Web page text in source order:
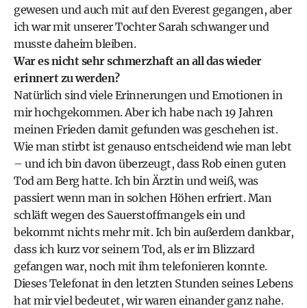
gewesen und auch mit auf den Everest gegangen, aber
ich war mit unserer Tochter Sarah schwanger und
musste daheim bleiben.
War es nicht sehr schmerzhaft an all das wieder
erinnert zu werden?
Natürlich sind viele Erinnerungen und Emotionen in
mir hochgekommen. Aber ich habe nach 19 Jahren
meinen Frieden damit gefunden was geschehen ist.
Wie man stirbt ist genauso entscheidend wie man lebt
– und ich bin davon überzeugt, dass Rob einen guten
Tod am Berg hatte. Ich bin Ärztin und weiß, was
passiert wenn man in solchen Höhen erfriert. Man
schläft wegen des Sauerstoffmangels ein und
bekommt nichts mehr mit. Ich bin außerdem dankbar,
dass ich kurz vor seinem Tod, als er im Blizzard
gefangen war, noch mit ihm telefonieren konnte.
Dieses Telefonat in den letzten Stunden seines Lebens
hat mir viel bedeutet, wir waren einander ganz nahe.